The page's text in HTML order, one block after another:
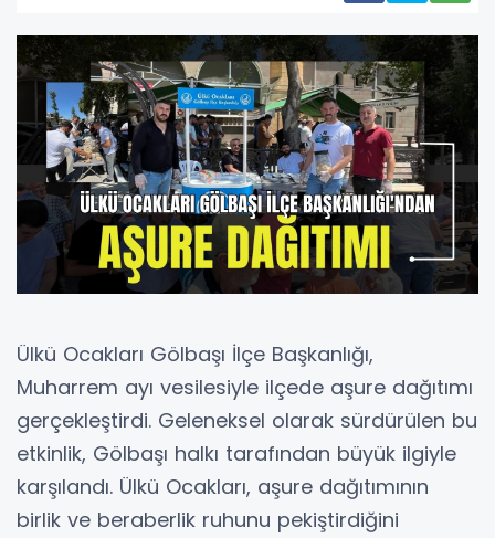
Ülkü Ocakları Gölbaşı İlçe Başkanlığı,
Muharrem ayı vesilesiyle ilçede aşure dağıtımı
gerçekleştirdi. Geleneksel olarak sürdürülen bu
etkinlik, Gölbaşı halkı tarafından büyük ilgiyle
karşılandı. Ülkü Ocakları, aşure dağıtımının
birlik ve beraberlik ruhunu pekiştirdiğini